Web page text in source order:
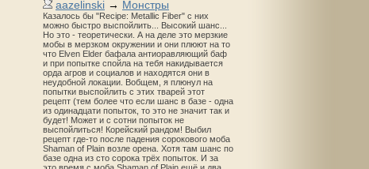
aazelinski → Монстры
Казалось бы "Recipe: Metallic Fiber" с них
можно быстро выспойлить... Высокий шанс...
Но это - теоретически. А на деле это мерзкие
мобы в мерзком окружении и они плюют на то
что Elven Elder бафала антиоравляющий баф
и при попытке спойла на тебя накидывается
орда агров и социалов и находятся они в
неудобной локации. Вобщем, я плюнул на
попытки выспойлить с этих тварей этот
рецепт (тем более что если шанс в базе - одна
из одинадцати попыток, то это не значит так и
будет! Может и с сотни попыток не
выспойлиться! Корейский рандом! Выбил
рецепт где-то после падения сорокового моба
Shaman of Plain возле орена. Хотя там шанс по
базе одна из сто сорока трёх попыток. И за